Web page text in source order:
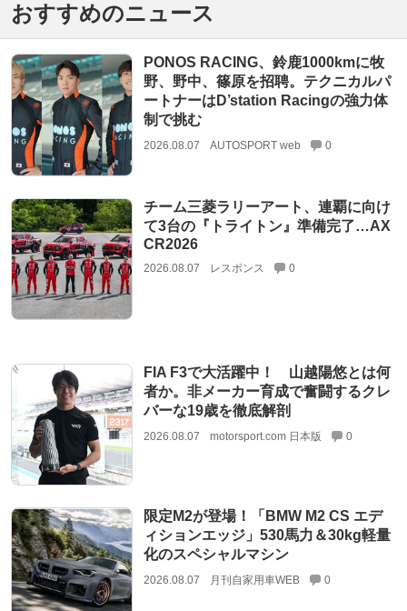
おすすめのニュース
PONOS RACING、鈴鹿1000kmに牧
野、野中、篠原を招聘。テクニカルパ
ートナーはD’station Racingの強力体
制で挑む
2026.08.07 AUTOSPORT web 0
チーム三菱ラリーアート、連覇に向け
て3台の『トライトン』準備完了…AX
CR2026
2026.08.07 レスポンス 0
FIA F3で大活躍中！ 山越陽悠とは何
者か。非メーカー育成で奮闘するクレ
バーな19歳を徹底解剖
2026.08.07 motorsport.com 日本版 0
限定M2が登場！「BMW M2 CS エデ
ィションエッジ」530馬力＆30kg軽量
化のスペシャルマシン
2026.08.07 月刊自家用車WEB 0